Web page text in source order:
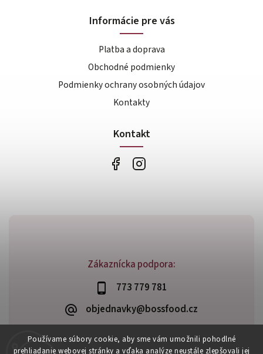
Používame súbory cookie, aby sme vám umožnili pohodlné
prehliadanie webovej stránky a vďaka analýze neustále zlepšovali jej
Zákaznícka podpora:
773 779 781
objednavky@bossfood.cz
Informácie pre vás
Platba a doprava
Obchodné podmienky
Podmienky ochrany osobných údajov
Kontakty
Kontakt